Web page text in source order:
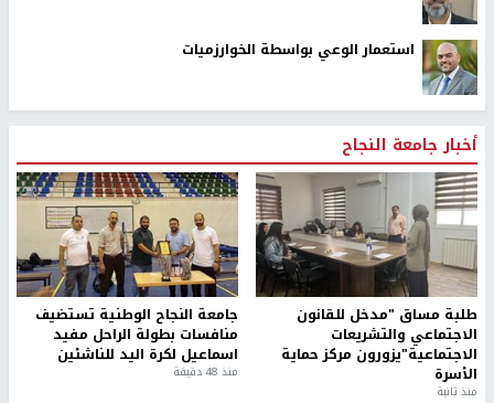
استعمار الوعي بواسطة الخوارزميات
أخبار جامعة النجاح
طلبة مساق "مدخل للقانون
الاجتماعي والتشريعات
الاجتماعية"يزورون مركز حماية
الأسرة
منذ ثانية
جامعة النجاح الوطنية تستضيف
منافسات بطولة الراحل مفيد
اسماعيل لكرة اليد للناشئين
منذ 48 دقيقة